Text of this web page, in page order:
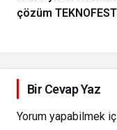
çözüm
Bir Cevap Yaz
Yorum yapabilmek